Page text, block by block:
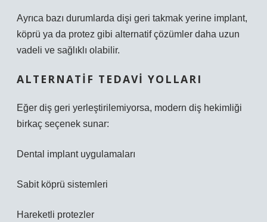
Ayrıca bazı durumlarda dişi geri takmak yerine implant,
köprü ya da protez gibi alternatif çözümler daha uzun
vadeli ve sağlıklı olabilir.
ALTERNATIF TEDAVI YOLLARI
Eğer diş geri yerleştirilemiyorsa, modern diş hekimliği
birkaç seçenek sunar:
Dental implant uygulamaları
Sabit köprü sistemleri
Hareketli protezler